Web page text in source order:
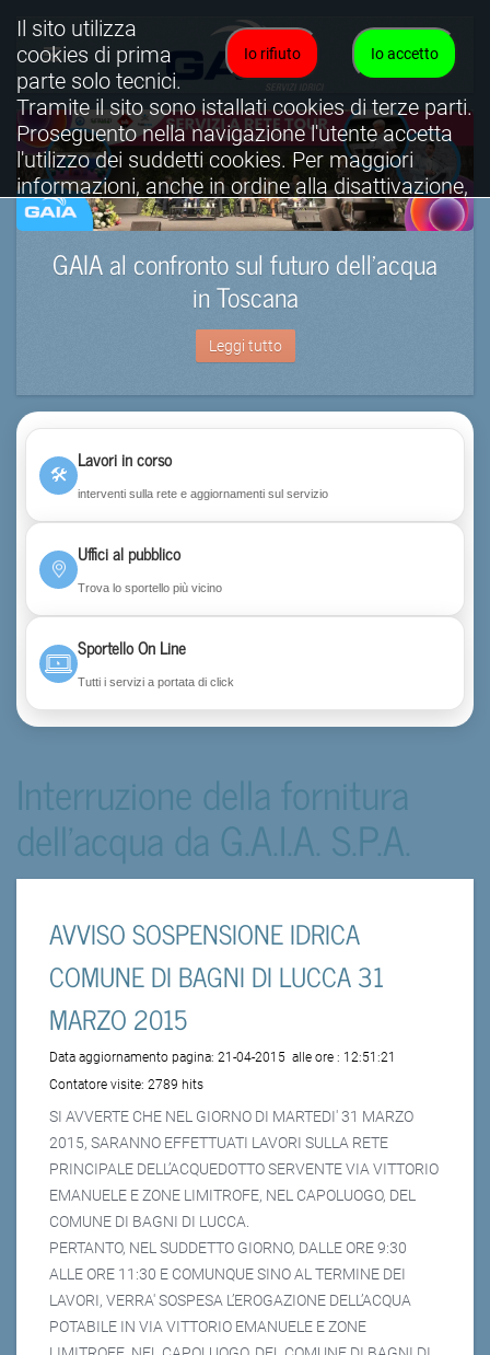
GAIA al confronto sul futuro dell’acqua
in Toscana
Leggi tutto
🛠
Lavori in corso
interventi sulla rete e aggiornamenti sul servizio
Uffici al pubblico
Trova lo sportello più vicino
Sportello On Line
Tutti i servizi a portata di click
Interruzione della fornitura
dell'acqua da G.A.I.A. S.P.A.
AVVISO SOSPENSIONE IDRICA
COMUNE DI BAGNI DI LUCCA 31
MARZO 2015
Data aggiornamento pagina: 21-04-2015 alle ore : 12:51:21
Contatore visite: 2789 hits
SI AVVERTE CHE NEL GIORNO DI MARTEDI' 31 MARZO
2015, SARANNO EFFETTUATI LAVORI SULLA RETE
PRINCIPALE DELL’ACQUEDOTTO SERVENTE VIA VITTORIO
EMANUELE E ZONE LIMITROFE, NEL CAPOLUOGO, DEL
COMUNE DI BAGNI DI LUCCA.
PERTANTO, NEL SUDDETTO GIORNO, DALLE ORE 9:30
ALLE ORE 11:30 E COMUNQUE SINO AL TERMINE DEI
LAVORI, VERRA' SOSPESA L’EROGAZIONE DELL’ACQUA
POTABILE IN VIA VITTORIO EMANUELE E ZONE
Io accetto
Io rifiuto
Il sito utilizza
cookies di prima
parte solo tecnici.
Tramite il sito sono istallati cookies di terze parti.
Proseguento nella navigazione l'utente accetta
l'utilizzo dei suddetti cookies. Per maggiori
informazioni, anche in ordine alla disattivazione,
è possibile consultare l'informativa cookies
completa.
Visualizza informativa completa.